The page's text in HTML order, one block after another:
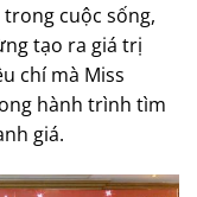
cuộc sống,
tạo ra giá trị
chí mà Miss
hành trình tìm
giá.